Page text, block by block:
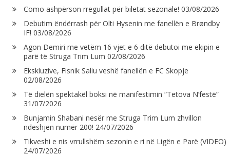
Como ashpërson rregullat për biletat sezonale! 03/08/2026
Debutim ëndërrash për Olti Hysenin me fanellën e Brøndby
IF! 03/08/2026
Agon Demiri me vetëm 16 vjet e 6 ditë debutoi me ekipin e
parë të Struga Trim Lum 02/08/2026
Ekskluzive, Fisnik Saliu veshë fanellën e FC Skopje
02/08/2026
Të dielën spektakël boksi në manifestimin “Tetova N’festë”
31/07/2026
Bunjamin Shabani nesër me Struga Trim Lum zhvillon
ndeshjen numër 200! 24/07/2026
Tikveshi e nis vrrullshëm sezonin e ri në Ligën e Parë (VIDEO)
24/07/2026